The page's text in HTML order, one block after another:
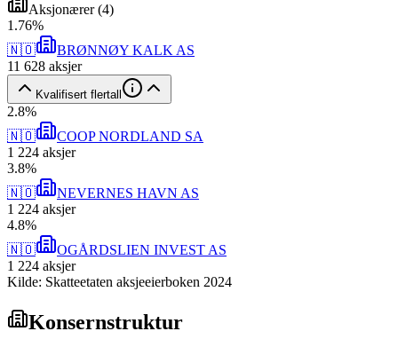
Aksjonærer(4)
1 .76%
🇳🇴
BRØNNØY KALK AS
11 628 aksjer
Kvalifisert flertall
2.8%
🇳🇴
COOP NORDLAND SA
1 224 aksjer
3.8%
🇳🇴
NEVERNES HAVN AS
1 224 aksjer
4.8%
🇳🇴
OGÅRDSLIEN INVEST AS
1 224 aksjer
Kilde: Skatteetaten aksjeeierboken 2024
Konsernstruktur